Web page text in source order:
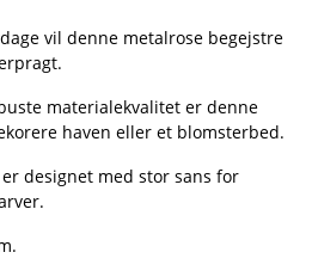
vil denne metalrose begejstre
materialekvalitet er denne
haven eller et blomsterbed.
designet med stor sans for